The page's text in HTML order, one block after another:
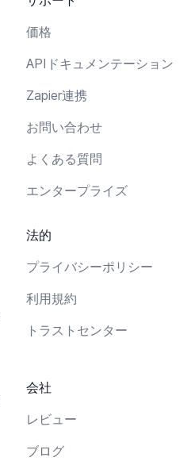
価格
APIドキュメンテーション
Zapier連携
お問い合わせ
よくある質問
エンタープライズ
法的
プライバシーポリシー
利用規約
トラストセンター
会社
レビュー
ブログ